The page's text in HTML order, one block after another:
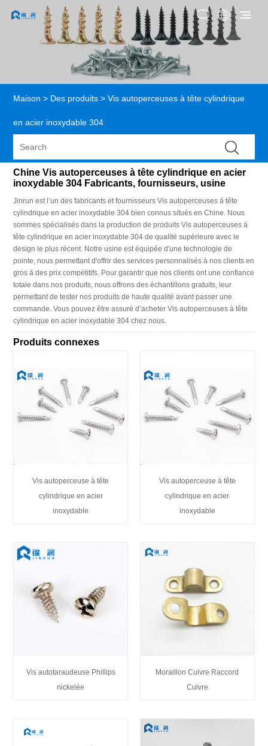
Maison > Des produits > Vis autoperceuses à tête cylindrique
en acier inoxydable 304
Chine Vis autoperceuses à tête cylindrique en acier
inoxydable 304 Fabricants, fournisseurs, usine
Jinrun est l’un des fabricants et fournisseurs Vis autoperceuses à tête
cylindrique en acier inoxydable 304 bien connus situés en Chine. Nous
sommes spécialisés dans la production de produits Vis autoperceuses à
tête cylindrique en acier inoxydable 304 de qualité supérieure avec le
design le plus récent. Notre usine est équipée d'une technologie de
pointe, nous permettant d'offrir des services personnalisés à nos clients en
gros à des prix compétitifs. Pour garantir que nos clients ont une confiance
totale dans nos produits, nous offrons des échantillons gratuits, leur
permettant de tester nos produits de haute qualité avant passer une
commande. Vous pouvez être assuré d’acheter Vis autoperceuses à tête
cylindrique en acier inoxydable 304 chez nous.
Produits connexes
Vis autoperceuse à tête
cylindrique en acier
inoxydable
Vis autoperceuse à tête
cylindrique en acier
inoxydable
Vis autotaraudeuse Phillips
nickelée
Moraillon Cuivre Raccord
Cuivre